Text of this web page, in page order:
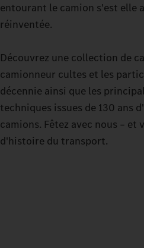
entourant le camion s'est elle
réinventée.
Découvrez une collection de
camionneur cultes et les
décennie ainsi que les
techniques issues de 130 ans
camions. Fêtez avec nous – et
d'histoire du transport.